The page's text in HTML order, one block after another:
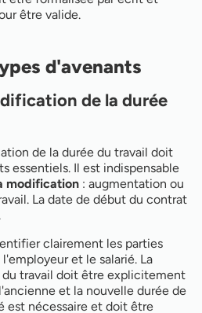
être valide.
d'avenants
de la durée
de la durée du travail doit
essentiels. Il est indispensable
modification : augmentation ou
La date de début du contrat
clairement les parties
et le salarié. La
travail doit être explicitement
et la nouvelle durée de
est nécessaire et doit être